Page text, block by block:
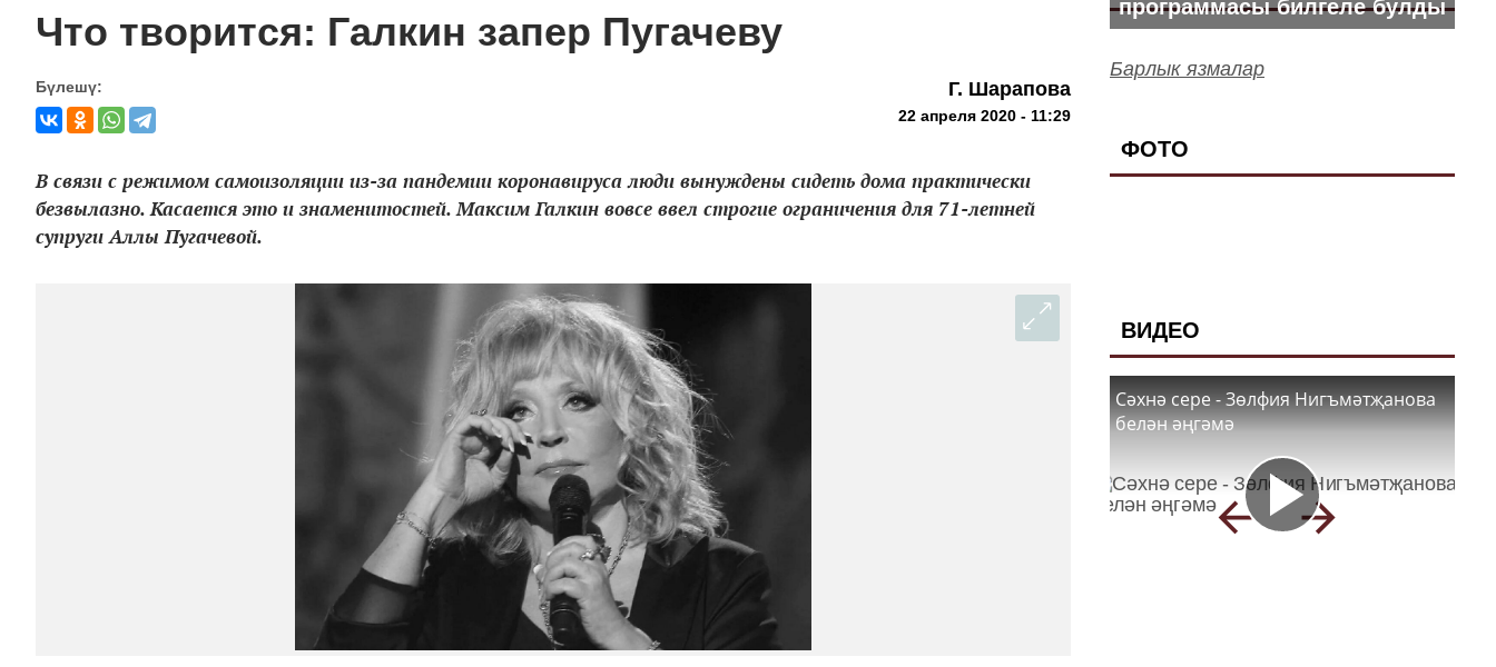
Что творится: Галкин запер Пугачеву
Бүлешү: Г. Шарапова
22 апреля 2020 - 11:29
В связи с режимом самоизоляции из-за пандемии коронавируса люди вынуждены сидеть дома практически
безвылазно. Касается это и знаменитостей. Максим Галкин вовсе ввел строгие ограничения для 71-летней
супруги Аллы Пугачевой.
программасы билгеле булды
Барлык язмалар
ФОТО
ВИДЕО
Сәхнә сере - Зөлфия Нигъмәтҗанова
белән әңгәмә